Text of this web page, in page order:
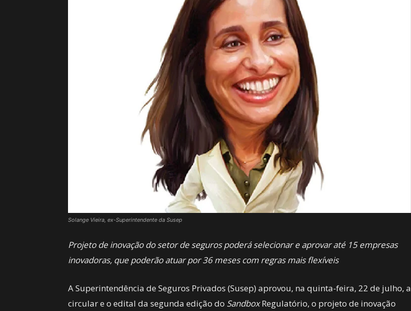
Solange Vieira, ex-Superintendente da Susep
Projeto de inovação do setor de seguros poderá selecionar e aprovar até 15 empresas
inovadoras, que poderão atuar por 36 meses com regras mais flexíveis
A Superintendência de Seguros Privados (Susep) aprovou, na quinta-feira, 22 de julho, a
circular e o edital da segunda edição do SandboxRegulatório, o projeto de inovação